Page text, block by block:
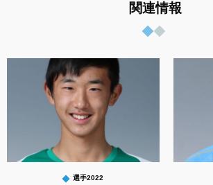
関連情報
選手2022